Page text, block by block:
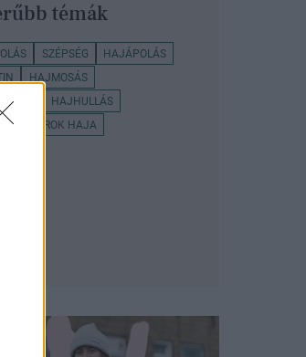
témák
SZÉPSÉG
HAJÁPOLÁS
HAJMOSÁS
HAJHULLÁS
SZTÁROK HAJA